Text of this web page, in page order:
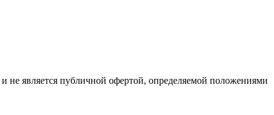
не является публичной офертой, определяемой положениями